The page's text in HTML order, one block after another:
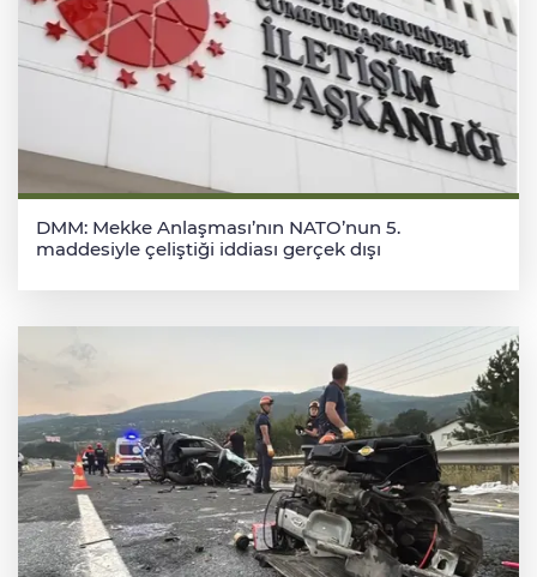
DMM: Mekke Anlaşması’nın NATO’nun 5.
maddesiyle çeliştiği iddiası gerçek dışı